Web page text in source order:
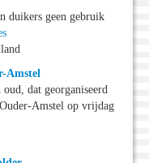
duikers geen gebruik
Amstel
dat georganiseerd
Amstel op vrijdag